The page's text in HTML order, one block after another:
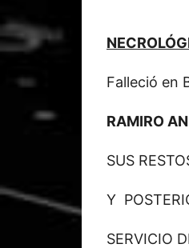
Falleció en
RAMIRO
SUS
Y
SERVICIO